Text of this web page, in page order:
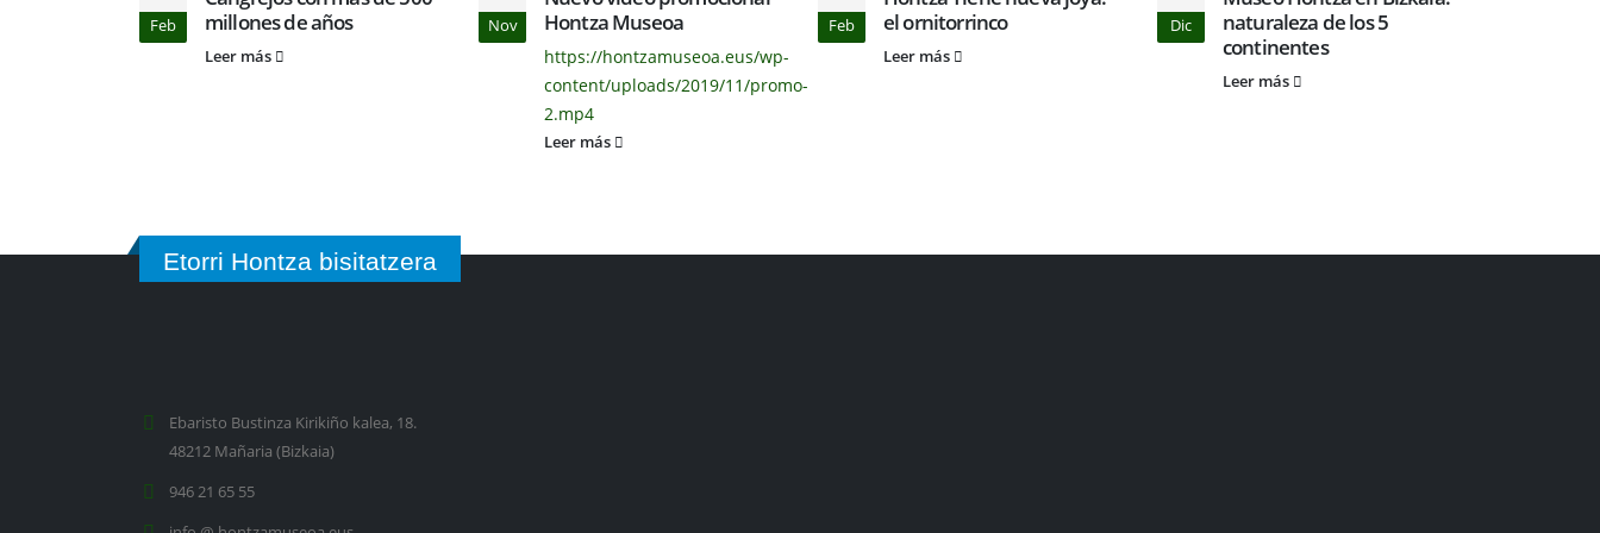
Feb
millones de años
Leer más
Nov
Hontza Museoa
https://hontzamuseoa.eus/wp-
content/uploads/2019/11/promo-
2.mp4
Leer más
Feb
el ornitorrinco
Leer más
Dic
naturaleza de los 5
continentes
Leer más
Etorri Hontza bisitatzera
Ebaristo Bustinza Kirikiño kalea, 18.
48212 Mañaria (Bizkaia)
946 21 65 55